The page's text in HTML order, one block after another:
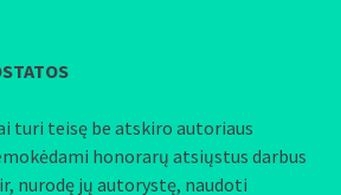
turi teisę be atskiro autoriaus
honorarų atsiųstus darbus
nurodę jų autorystę, naudoti